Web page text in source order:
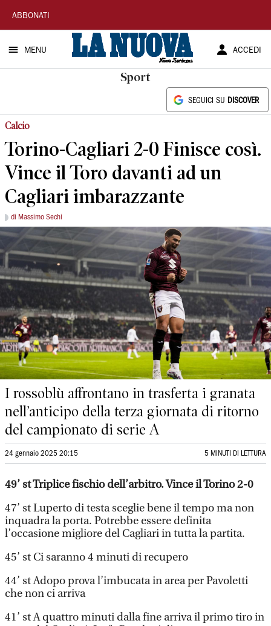
La
Nuova
Sardegna
ABBONATI
MENU ACCEDI
Sport
SEGUICI SU DISCOVER
Calcio
Torino-Cagliari 2-0 Finisce così.
Vince il Toro davanti ad un
Cagliari imbarazzante
di Massimo Sechi
I rossoblù affrontano in trasferta i granata
nell’anticipo della terza giornata di ritorno
del campionato di serie A
24 gennaio 2025 20:15 5 MINUTI DI LETTURA
49’ st Triplice fischio dell’arbitro. Vince il Torino 2-0
47’ st Luperto di testa sceglie bene il tempo ma non
inquadra la porta. Potrebbe essere definita
l’occasione migliore del Cagliari in tutta la partita.
45’ st Ci saranno 4 minuti di recupero
44’ st Adopo prova l’imbucata in area per Pavoletti
che non ci arriva
41’ st A quattro minuti dalla fine arriva il primo tiro in